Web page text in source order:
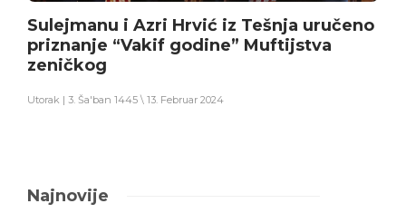
Sulejmanu i Azri Hrvić iz Tešnja uručeno
priznanje “Vakif godine” Muftijstva
zeničkog
Utorak | 3. Ša'ban 1445 \ 13. Februar 2024
Najnovije